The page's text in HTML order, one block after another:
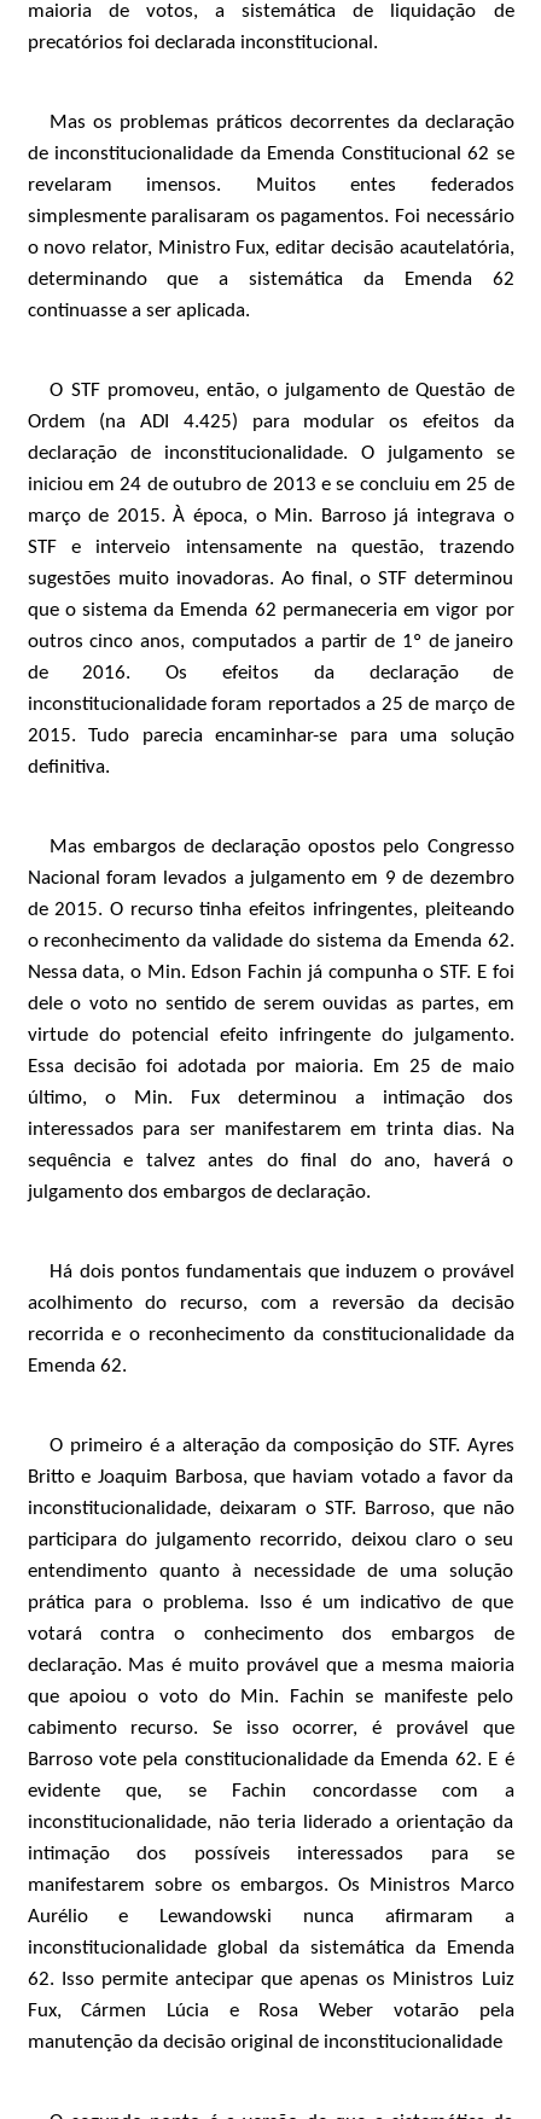
maioria de votos, a sistemática de liquidação de
precatórios foi declarada inconstitucional.
Mas os problemas práticos decorrentes da declaração
de inconstitucionalidade da Emenda Constitucional 62 se
revelaram imensos. Muitos entes federados
simplesmente paralisaram os pagamentos. Foi necessário
o novo relator, Ministro Fux, editar decisão acautelatória,
determinando que a sistemática da Emenda 62
continuasse a ser aplicada.
O STF promoveu, então, o julgamento de Questão de
Ordem (na ADI 4.425) para modular os efeitos da
declaração de inconstitucionalidade. O julgamento se
iniciou em 24 de outubro de 2013 e se concluiu em 25 de
março de 2015. À época, o Min. Barroso já integrava o
STF e interveio intensamente na questão, trazendo
sugestões muito inovadoras. Ao final, o STF determinou
que o sistema da Emenda 62 permaneceria em vigor por
outros cinco anos, computados a partir de 1º de janeiro
de 2016. Os efeitos da declaração de
inconstitucionalidade foram reportados a 25 de março de
2015. Tudo parecia encaminhar-se para uma solução
definitiva.
Mas embargos de declaração opostos pelo Congresso
Nacional foram levados a julgamento em 9 de dezembro
de 2015. O recurso tinha efeitos infringentes, pleiteando
o reconhecimento da validade do sistema da Emenda 62.
Nessa data, o Min. Edson Fachin já compunha o STF. E foi
dele o voto no sentido de serem ouvidas as partes, em
virtude do potencial efeito infringente do julgamento.
Essa decisão foi adotada por maioria. Em 25 de maio
último, o Min. Fux determinou a intimação dos
interessados para ser manifestarem em trinta dias. Na
sequência e talvez antes do final do ano, haverá o
julgamento dos embargos de declaração.
Há dois pontos fundamentais que induzem o provável
acolhimento do recurso, com a reversão da decisão
recorrida e o reconhecimento da constitucionalidade da
Emenda 62.
O primeiro é a alteração da composição do STF. Ayres
Britto e Joaquim Barbosa, que haviam votado a favor da
inconstitucionalidade, deixaram o STF. Barroso, que não
participara do julgamento recorrido, deixou claro o seu
entendimento quanto à necessidade de uma solução
prática para o problema. Isso é um indicativo de que
votará contra o conhecimento dos embargos de
declaração. Mas é muito provável que a mesma maioria
que apoiou o voto do Min. Fachin se manifeste pelo
cabimento recurso. Se isso ocorrer, é provável que
Barroso vote pela constitucionalidade da Emenda 62. E é
evidente que, se Fachin concordasse com a
inconstitucionalidade, não teria liderado a orientação da
intimação dos possíveis interessados para se
manifestarem sobre os embargos. Os Ministros Marco
Aurélio e Lewandowski nunca afirmaram a
inconstitucionalidade global da sistemática da Emenda
62. Isso permite antecipar que apenas os Ministros Luiz
Fux, Cármen Lúcia e Rosa Weber votarão pela
manutenção da decisão original de inconstitucionalidade